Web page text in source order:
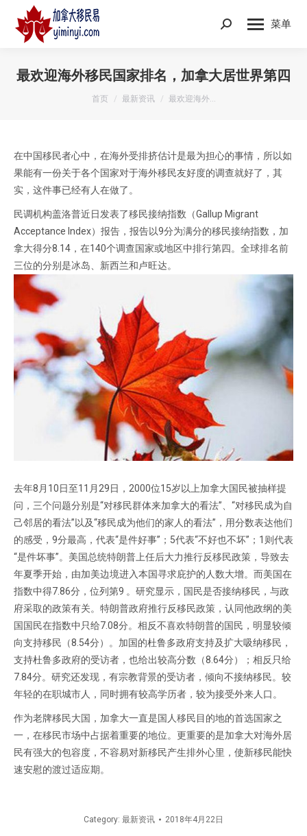
菜单
Search:
最欢迎海外移民国家排名，加拿大居世界第四
您在这里：
首页 最新资讯 最欢迎海外…
在中国移民者心中，在海外受排挤估计是最为担心的事情，所以如
果能有一份关于各个国家对于海外移民友好度的调查就好了，其
实，这件事已经有人在做了。
民调机构盖洛普近日发表了移民接纳指数（Gallup Migrant
Acceptance Index）报告，报告以9分为满分的移民接纳指数，加
拿大得分8.14，在140个调查国家或地区中排行第四。全球排名前
三位的分别是冰岛、新西兰和卢旺达。
去年8月10日至11月29日，2000位15岁以上加拿大国民被抽样提
问，三个问题分别是“对移民群体来加拿大的看法”、“对移民成为自
己邻居的看法”以及“移民成为他们的家人的看法”，用分数表达他们
的感受，9分最高，代表“是件好事”；5代表“不好也不坏”；1则代表
“是件坏事”。美国总统特朗普上任后大力推行反移民政策，导致去
年夏季开始，由加美边境进入本国寻求庇护的人数大增。而美国在
指数中得7.86分，位列第9 。研究显示，国民是否接纳移民，与政
府采取的政策有关。特朗普政府推行反移民政策，认同他政纲的美
国国民在指数中只给7.08分。相反不喜欢特朗普的国民，明显较倾
向支持移民（8.54分）。加国的杜鲁多政府支持及扩大吸纳移民，
支持杜鲁多政府的受访者，也给出较高分数（8.64分）；相反只给
7.84分。研究还发现，有宗教背景的受访者，倾向不接纳移民。较
年轻的在职城市人，同时拥有较高学历者，较为接受外来人口。
作为老牌移民大国，加拿大一直是国人移民目的地的首选国家之
一，在移民市场中占据着重要的地位。更重要的是加拿大对海外居
民有强大的包容度，不容易对新移民产生排外心里，使新移民能快
速安慰的渡过适应期。
Category: 最新资讯 2018年4月22日